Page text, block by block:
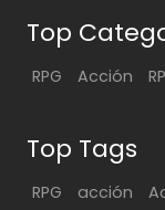
Top
RPG Acción
Top Tags
RPG acción